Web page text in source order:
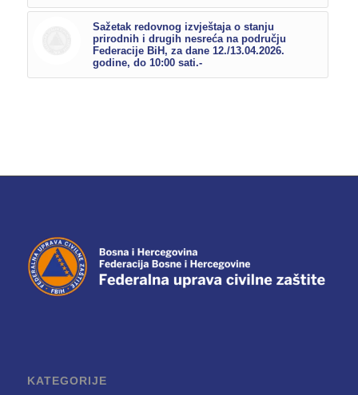
Sažetak redovnog izvještaja o stanju
prirodnih i drugih nesreća na području
Federacije BiH, za dane 12./13.04.2026.
godine, do 10:00 sati.-
KATEGORIJE